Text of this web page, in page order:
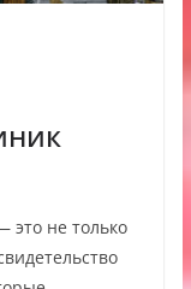
это не только